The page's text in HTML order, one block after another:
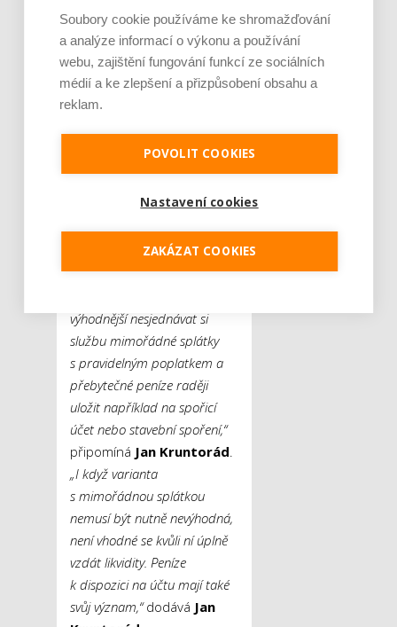
si službu mimořádné splátky
a platit 150 korun měsíčně,
dodává
Jan Kruntorád
finanční prostředky pro
eventuelní mimořádnou
splátku nebude rozumnější
využít jinak.„V některých
výhodnější nesjednávat si
službu mimořádné splátky
s pravidelným poplatkem a
přebytečné peníze raději
uložit například na spořicí
účet nebo stavební spoření,“
připomíná Jan Kruntorád.
„I když varianta
s mimořádnou splátkou
nemusí být nutně nevýhodná,
není vhodné se kvůli ní úplně
vzdát likvidity. Peníze
k dispozici na účtu mají také
svůj význam,“dodává Jan
Soubory cookie používáme ke shromažďování
a analýze informací o výkonu a používání
webu, zajištění fungování funkcí ze sociálních
médií a ke zlepšení a přizpůsobení obsahu a
reklam.
POVOLIT COOKIES
Nastavení cookies
ZAKÁZAT COOKIES